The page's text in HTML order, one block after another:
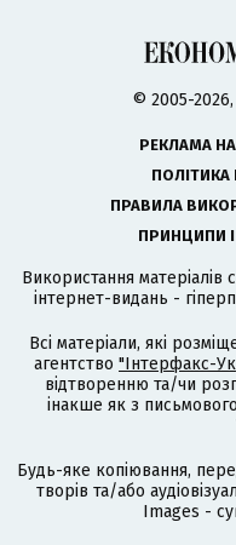
© 2005-
РЕКЛАМА НА
ПОЛІТИКА
ПРАВИЛА
ПРИНЦИПИ
Використання
інтернет-видань -
Всі матеріали, які
агентство "Інтерфакс-
відтворенню та/чи
інакше як з
Будь-яке копіювання,
творів та/або
Images -